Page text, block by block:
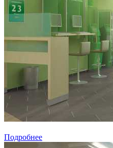
Подробнее